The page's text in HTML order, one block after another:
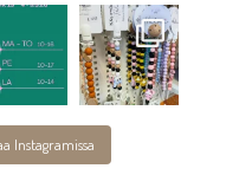
Instagramissa